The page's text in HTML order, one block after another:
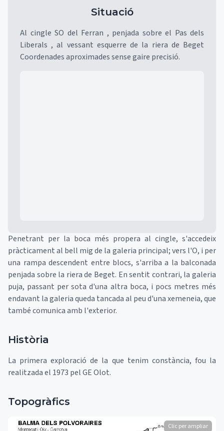
Situació
Al cingle SO del Ferran , penjada sobre el Pas dels
Liberals , al vessant esquerre de la riera de Beget
Coordenades aproximades sense gaire precisió.
Penetrant per la boca més propera al cingle, s'accedeix
pràcticament al bell mig de la galeria principal; vers l'O, i per
una rampa descendent entre blocs, s'arriba a la balconada
penjada sobre la riera de Beget. En sentit contrari, la galeria
puja, passant per sota d'una altra boca, i pocs metres més
endavant la galeria queda tancada al peu d'una xemeneia, que
també comunica amb l'exterior.
Història
La primera exploració de la que tenim constància, fou la
realitzada el 1973 pel GE Olot.
Topogràfics
Clic per ampliar